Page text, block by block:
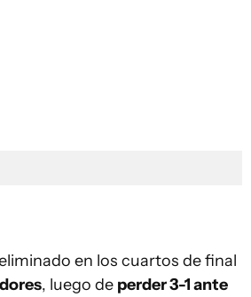
en los cuartos de final
, luego de perder 3-1 ante